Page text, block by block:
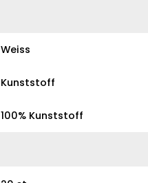
Weiss
Kunststoff
100% Kunststoff